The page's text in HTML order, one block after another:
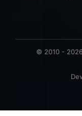
© 2010 -